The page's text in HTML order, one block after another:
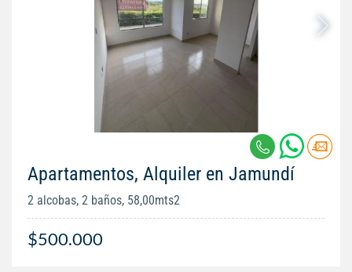
Apartamentos, Alquiler en Jamundí
2 alcobas, 2 baños, 58,00mts2
$500.000